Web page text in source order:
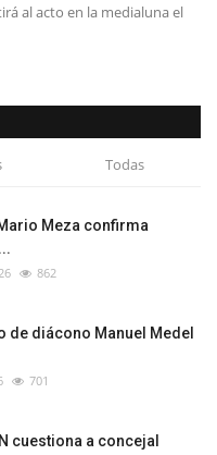
al acto en la medialuna el
Todas
Meza confirma
862
de diácono Manuel Medel
701
cuestiona a concejal